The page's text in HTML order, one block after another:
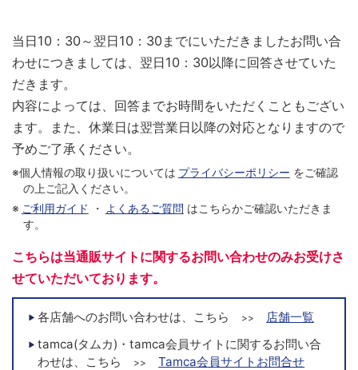
当日10：30～翌日10：30までにいただきましたお問い合
わせにつきましては、翌日10：30以降に回答させていた
だきます。
内容によっては、回答までお時間をいただくこともござい
ます。また、休業日は翌営業日以降の対応となりますので
予めご了承ください。
※個人情報の取り扱いについては プライバシーポリシー をご確認
の上ご記入ください。
※ ご利用ガイド ・ よくあるご質問 はこちらかご確認いただきま
す。
こちらは当通販サイトに関するお問い合わせのみお受けさ
せていただいております。
各店舗へのお問い合わせは、こちら >>
店舗一覧
tamca(タムカ)・tamca会員サイトに関するお問い合
わせは、こちら
>>
Tamca会員サイトお問合せ